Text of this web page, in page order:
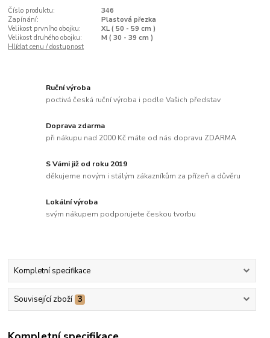
Číslo produktu:
346
Zapínání:
Plastová přezka
Velikost prvního obojku:
XL ( 50 - 59 cm )
Velikost druhého obojku:
M ( 30 - 39 cm )
Hlídat cenu / dostupnost
Ruční výroba
poctivá česká ruční výroba i podle Vašich představ
Doprava zdarma
při nákupu nad 2000 Kč máte od nás dopravu ZDARMA
S Vámi již od roku 2019
děkujeme novým i stálým zákazníkům za přízeň a důvěru
Lokální výroba
svým nákupem podporujete českou tvorbu
Kompletní specifikace
Související zboží 3